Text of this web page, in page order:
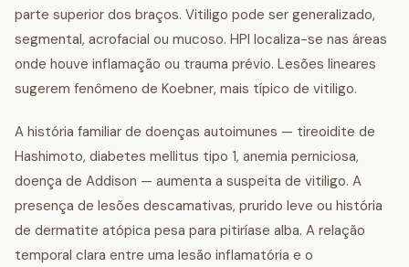
parte superior dos braços. Vitiligo pode ser generalizado,
segmental, acrofacial ou mucoso. HPI localiza-se nas áreas
onde houve inflamação ou trauma prévio. Lesões lineares
sugerem fenômeno de Koebner, mais típico de vitiligo.
A história familiar de doenças autoimunes — tireoidite de
Hashimoto, diabetes mellitus tipo 1, anemia perniciosa,
doença de Addison — aumenta a suspeita de vitiligo. A
presença de lesões descamativas, prurido leve ou história
de dermatite atópica pesa para pitiríase alba. A relação
temporal clara entre uma lesão inflamatória e o